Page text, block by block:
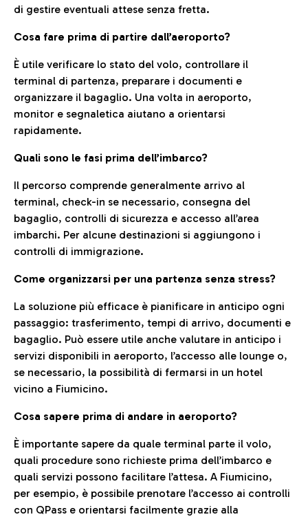
di gestire eventuali attese senza fretta.
Cosa fare prima di partire dall’aeroporto?
È utile verificare lo stato del volo, controllare il
terminal di partenza, preparare i documenti e
organizzare il bagaglio. Una volta in aeroporto,
monitor e segnaletica aiutano a orientarsi
rapidamente.
Quali sono le fasi prima dell’imbarco?
Il percorso comprende generalmente arrivo al
terminal, check-in se necessario, consegna del
bagaglio, controlli di sicurezza e accesso all’area
imbarchi. Per alcune destinazioni si aggiungono i
controlli di immigrazione.
Come organizzarsi per una partenza senza stress?
La soluzione più efficace è pianificare in anticipo ogni
passaggio: trasferimento, tempi di arrivo, documenti e
bagaglio. Può essere utile anche valutare in anticipo i
servizi disponibili in aeroporto, l’accesso alle lounge o,
se necessario, la possibilità di fermarsi in un hotel
vicino a Fiumicino.
Cosa sapere prima di andare in aeroporto?
È importante sapere da quale terminal parte il volo,
quali procedure sono richieste prima dell’imbarco e
quali servizi possono facilitare l’attesa. A Fiumicino,
per esempio, è possibile prenotare l’accesso ai controlli
con QPass e orientarsi facilmente grazie alla